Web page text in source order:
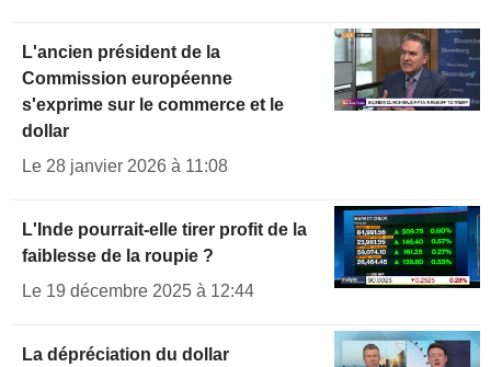
L'ancien président de la
Commission européenne
s'exprime sur le commerce et le
dollar
Le 28 janvier 2026 à 11:08
L'Inde pourrait-elle tirer profit de la
faiblesse de la roupie ?
Le 19 décembre 2025 à 12:44
La dépréciation du dollar